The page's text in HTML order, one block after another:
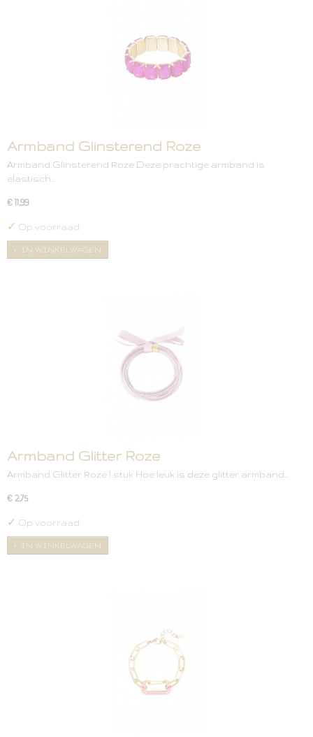
Armband Glinsterend Roze
Armband Glinsterend Roze Deze prachtige armband is
elastisch…
€ 11,99
✓ Op voorraad
IN WINKELWAGEN
Armband Glitter Roze
Armband Glitter Roze 1 stuk Hoe leuk is deze glitter armband…
€ 2,75
✓ Op voorraad
IN WINKELWAGEN